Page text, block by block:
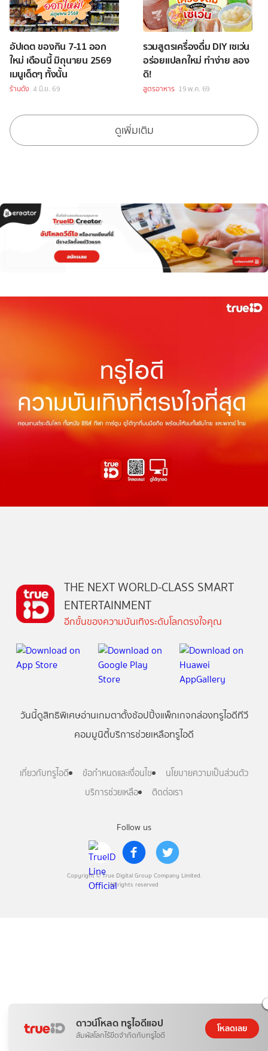
อัปเดต ของกิน 7-11 ออก
ใหม่ เดือนนี้ มิถุนายน 2569
เมนูเด็ดๆ ทั้งนั้น
ร้านดัง 4 มิ.ย. 69
รวมสูตรเครื่องดื่ม DIY เซเว่น
อร่อยแปลกใหม่ ทำง่าย ลอง
ดิ!
สูตรอาหาร 19 พ.ค. 69
ดูเพิ่มเติม
ดาวน์โหลด ทรูไอดีแอป
สัมผัสโลกไร้ขีดจำกัดกับทรูไอดี
โหลดเลย
Follow us
Copyright © True Digital Group Company Limited.
All rights reserved
THE NEXT WORLD-CLASS SMART
ENTERTAINMENT
อีกขั้นของความบันเทิงระดับโลกตรงใจคุณ
วันนี้ดูสิทธิพิเศษอ่านเกมตาตั้งช้อปปิ้งแพ็กเกจกล่องทรูไอดีทีวี
คอมมูนิตี้บริการช่วยเหลือทรูไอดี
เกี่ยวกับทรูไอดี ข้อกำหนดและเงื่อนไข
นโยบายความเป็นส่วนตัว
บริการช่วยเหลือ
ติดต่อเรา